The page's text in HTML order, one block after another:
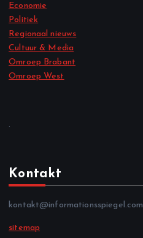
Economie
Politiek
Regionaal nieuws
Cultuur & Media
Omroep Brabant
Omroep West
.
Kontakt
kontakt@informationsspiegel.com
sitemap